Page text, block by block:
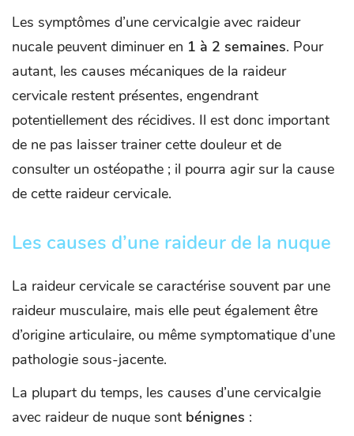
Les symptômes d’une cervicalgie avec raideur
nucale peuvent diminuer en 1 à 2 semaines. Pour
autant, les causes mécaniques de la raideur
cervicale restent présentes, engendrant
potentiellement des récidives. Il est donc important
de ne pas laisser trainer cette douleur et de
consulter un ostéopathe ; il pourra agir sur la cause
de cette raideur cervicale.
Les causes d’une raideur de la nuque
La raideur cervicale se caractérise souvent par une
raideur musculaire, mais elle peut également être
d’origine articulaire, ou même symptomatique d’une
pathologie sous-jacente.
La plupart du temps, les causes d’une cervicalgie
avec raideur de nuque sont bénignes :